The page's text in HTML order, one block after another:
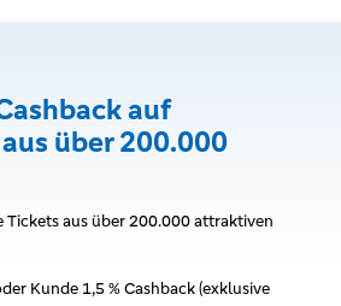
auf
über 200.000
Tickets aus über 200.000 attraktiven
Kunde 1,5 % Cashback (exklusive